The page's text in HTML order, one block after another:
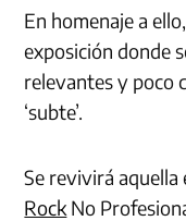
En homenaje a ello,
exposición donde
relevantes y poco
‘subte’.
Se revivirá aquella
Rock No